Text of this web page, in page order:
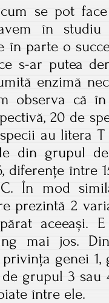
se pot
în
în parte o
s-ar putea
enzimă
observa că
20 de
au litera
din grupul
diferențe între
În mod
prezintă 2
aceeași.
mai jos.
genei
grupul 3 sau
între ele.